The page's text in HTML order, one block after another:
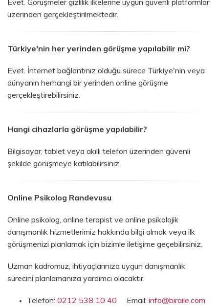
Evet. Görüşmeler gizlilik ilkelerine uygun güvenli platformlar
üzerinden gerçekleştirilmektedir.
Türkiye'nin her yerinden görüşme yapılabilir mi?
Evet. İnternet bağlantınız olduğu sürece Türkiye'nin veya
dünyanın herhangi bir yerinden online görüşme
gerçekleştirebilirsiniz.
Hangi cihazlarla görüşme yapılabilir?
Bilgisayar, tablet veya akıllı telefon üzerinden güvenli
şekilde görüşmeye katılabilirsiniz.
Online Psikolog Randevusu
Online psikolog, online terapist ve online psikolojik
danışmanlık hizmetlerimiz hakkında bilgi almak veya ilk
görüşmenizi planlamak için bizimle iletişime geçebilirsiniz.
Uzman kadromuz, ihtiyaçlarınıza uygun danışmanlık
sürecini planlamanıza yardımcı olacaktır.
Telefon: 0212 538 10 40 Email: info@biraile.com